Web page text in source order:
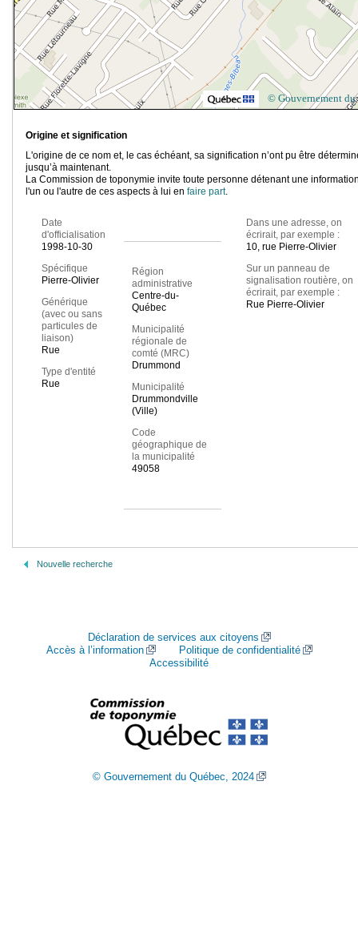
© Gouvernement du
Origine et signification
L'origine de ce nom et, le cas échéant, sa signification n’ont pu être
jusqu’à maintenant.
La Commission de toponymie invite toute personne détenant une
l'un ou l'autre de ces aspects à lui en faire part.
Date
d'officialisation
1998-10-30
Spécifique
Pierre-Olivier
Générique
(avec ou sans
particules de
liaison)
Rue
Type d'entité
Rue
Région
administrative
Centre-du-
Québec
Municipalité
régionale de
comté (MRC)
Drummond
Municipalité
Drummondville
(Ville)
Code
géographique de
la municipalité
49058
Dans une adresse, on
écrirait, par exemple :
10, rue Pierre-Olivier
Sur un panneau de
signalisation routière, on
écrirait, par exemple :
Rue Pierre-Olivier
Nouvelle recherche
Déclaration de services aux citoyens
Accès à l’information
Politique de confidentialité
Accessibilité
© Gouvernement du Québec, 2024